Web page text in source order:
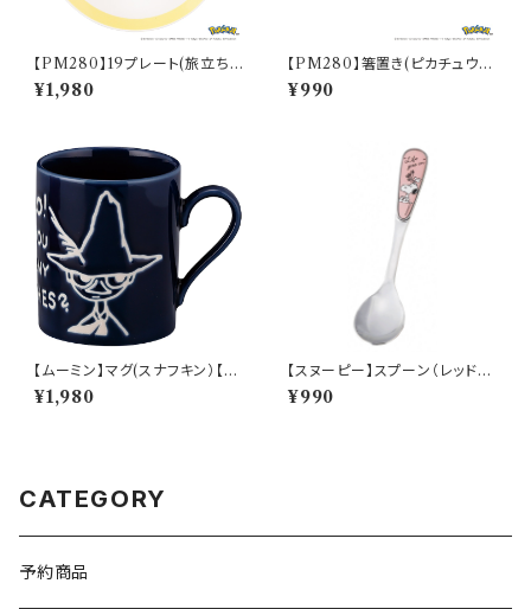
【PM280】19プレート(旅立ち)
【Daily Sketch】PM285-330
¥1,980
【PM280】箸置き(ピカチュウ)
【Daily Sketch】PM284-402
¥990
【ムーミン】マグ(スナフキン）【M
M9000】MM9003-11
¥1,980
【スヌーピー】スプーン（レッド）
【シーズン】
¥990
CATEGORY
予約商品